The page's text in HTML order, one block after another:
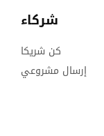
شركاء
كن شريكا
إرسال مشروعي